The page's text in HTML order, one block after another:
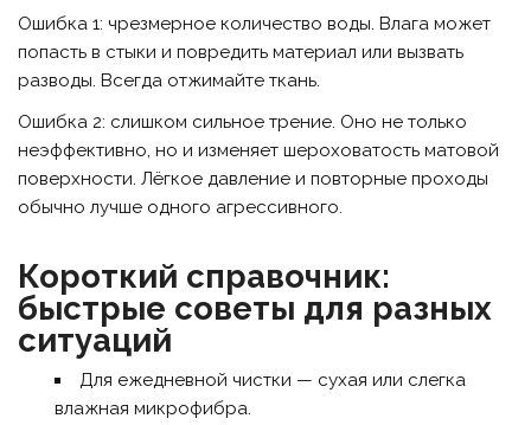
Ошибка 1: чрезмерное количество воды. Влага может
попасть в стыки и повредить материал или вызвать
разводы. Всегда отжимайте ткань.
Ошибка 2: слишком сильное трение. Оно не только
неэффективно, но и изменяет шероховатость матовой
поверхности. Лёгкое давление и повторные проходы
обычно лучше одного агрессивного.
Короткий справочник:
быстрые советы для разных
ситуаций
Для ежедневной чистки — сухая или слегка
влажная микрофибра.